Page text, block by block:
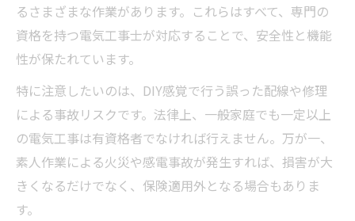
るさまざまな作業があります。これらはすべて、専門の
資格を持つ電気工事士が対応することで、安全性と機能
性が保たれています。
特に注意したいのは、DIY感覚で行う誤った配線や修理
による事故リスクです。法律上、一般家庭でも一定以上
の電気工事は有資格者でなければ行えません。万が一、
素人作業による火災や感電事故が発生すれば、損害が大
きくなるだけでなく、保険適用外となる場合もありま
す。